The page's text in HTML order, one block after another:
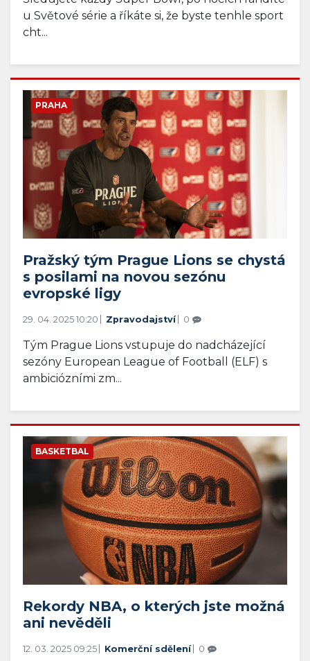
u Světové série a říkáte si, že byste tenhle sport
cht...
PRAHA
Pražský tým Prague Lions se chystá
s posilami na novou sezónu
evropské ligy
29. 04. 2025 10:20 Zpravodajství 0
Tým Prague Lions vstupuje do nadcházející
sezóny European League of Football (ELF) s
ambiciózními zm...
BASKETBAL
Rekordy NBA, o kterých jste možná
ani nevěděli
12. 03. 2025 09:25 Komerční sdělení 0